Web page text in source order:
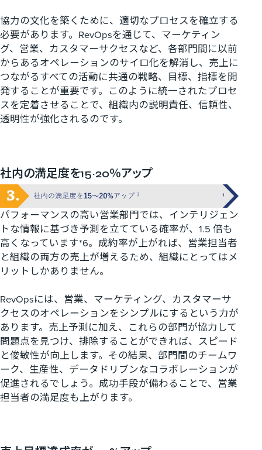
協力の文化を築くために、適切なプロセスを確立する
必要があります。 RevOpsを通じて、マーケティン
グ、営業、カスタマーサクセスなど、各部門間に以前
からあるオペレーションのサイロ化を解消し、売上に
つながるすべての活動に共通の戦略、目標、指標を開
発することが重要です。このように統一されたプロセ
スを定着させることで、組織内の説明責任、信頼性、
透明性が強化されるのです。
社内の満足度を15~20％アップ
パフォーマンスの高い営業部門では、インテリジェン
トな情報に基づき予測を立てている確率が、 1.5 倍も
高くなっています*6。成約率が上がれば、営業担当者
と組織の両方の売上が増えるため、組織にとってはメ
リットしかありません。
RevOpsには、営業、マーケティング、カスタマーサ
クセスのオペレーションをシンプルにするという力が
あります。売上予測に加え、これらの部門が協力して
問題点を見つけ、排除することができれば、スピード
と俊敏性が向上します。その結果、部門間のチームワ
ーク、生産性、データドリブンなコラボレーションが
促進されるでしょう。成功手段が備わることで、営業
担当者の満足度も上がります。